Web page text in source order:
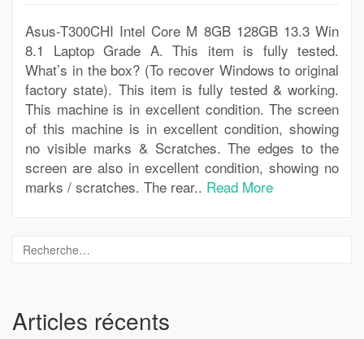
Asus-T300CHI Intel Core M 8GB 128GB 13.3 Win
8.1 Laptop Grade A. This item is fully tested.
What’s in the box? (To recover Windows to original
factory state). This item is fully tested & working.
This machine is in excellent condition. The screen
of this machine is in excellent condition, showing
no visible marks & Scratches. The edges to the
screen are also in excellent condition, showing no
marks / scratches. The rear.. Read More
Articles récents